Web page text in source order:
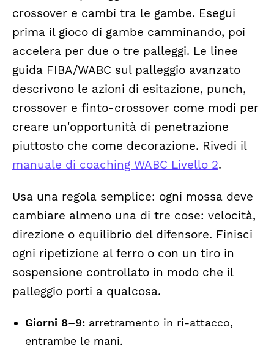
crossover e cambi tra le gambe. Esegui
prima il gioco di gambe camminando, poi
accelera per due o tre palleggi. Le linee
guida FIBA/WABC sul palleggio avanzato
descrivono le azioni di esitazione, punch,
crossover e finto-crossover come modi per
creare un'opportunità di penetrazione
piuttosto che come decorazione. Rivedi il
manuale di coaching WABC Livello 2.
Usa una regola semplice: ogni mossa deve
cambiare almeno una di tre cose: velocità,
direzione o equilibrio del difensore. Finisci
ogni ripetizione al ferro o con un tiro in
sospensione controllato in modo che il
palleggio porti a qualcosa.
Giorni 8–9:arretramento in ri-attacco,
entrambe le mani.